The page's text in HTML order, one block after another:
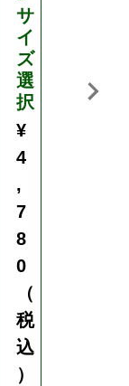
サ
イ
ズ
選
択
¥
4
,
7
8
0
（
税
込
）
5
0